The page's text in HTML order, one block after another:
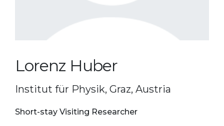
Lorenz Huber
Institut für Physik, Graz, Austria
Short-stay Visiting Researcher